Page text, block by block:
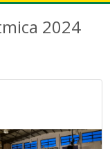
2024